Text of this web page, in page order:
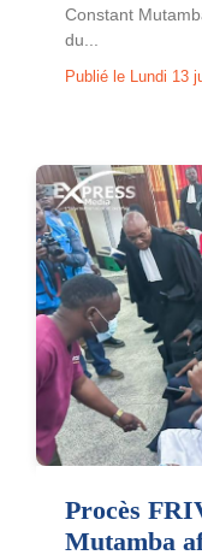
Constant
du...
Publié le Lundi 13
Procès
Mutamba